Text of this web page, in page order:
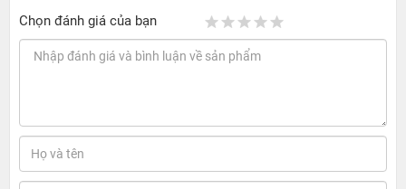
một dòng sản phẩm tương tự có thể bắt kịp.
Thông số kỹ thuật
Kết nối: Bluetooth
Chọn đánh giá của bạn